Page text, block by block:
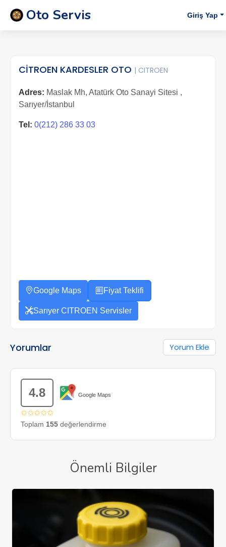
Oto Servis Giriş Yap
CİTROEN KARDESLER OTO | CITROEN
Adres: Maslak Mh, Atatürk Oto Sanayi Sitesi ,
Sarıyer/İstanbul
Tel: 0(212) 286 33 03
Google Maps Fiyat Teklifi
Sarıyer CITROEN Servisler
Yorumlar Yorum Ekle
4.8 Google Maps
✩✩✩✩✩
Toplam 155 değerlendirme
Önemli Bilgiler